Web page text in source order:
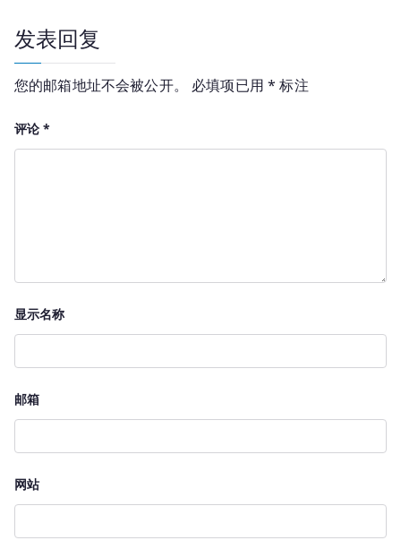
发表回复
您的邮箱地址不会被公开。 必填项已用* 标注
评论*
显示名称
邮箱
网站